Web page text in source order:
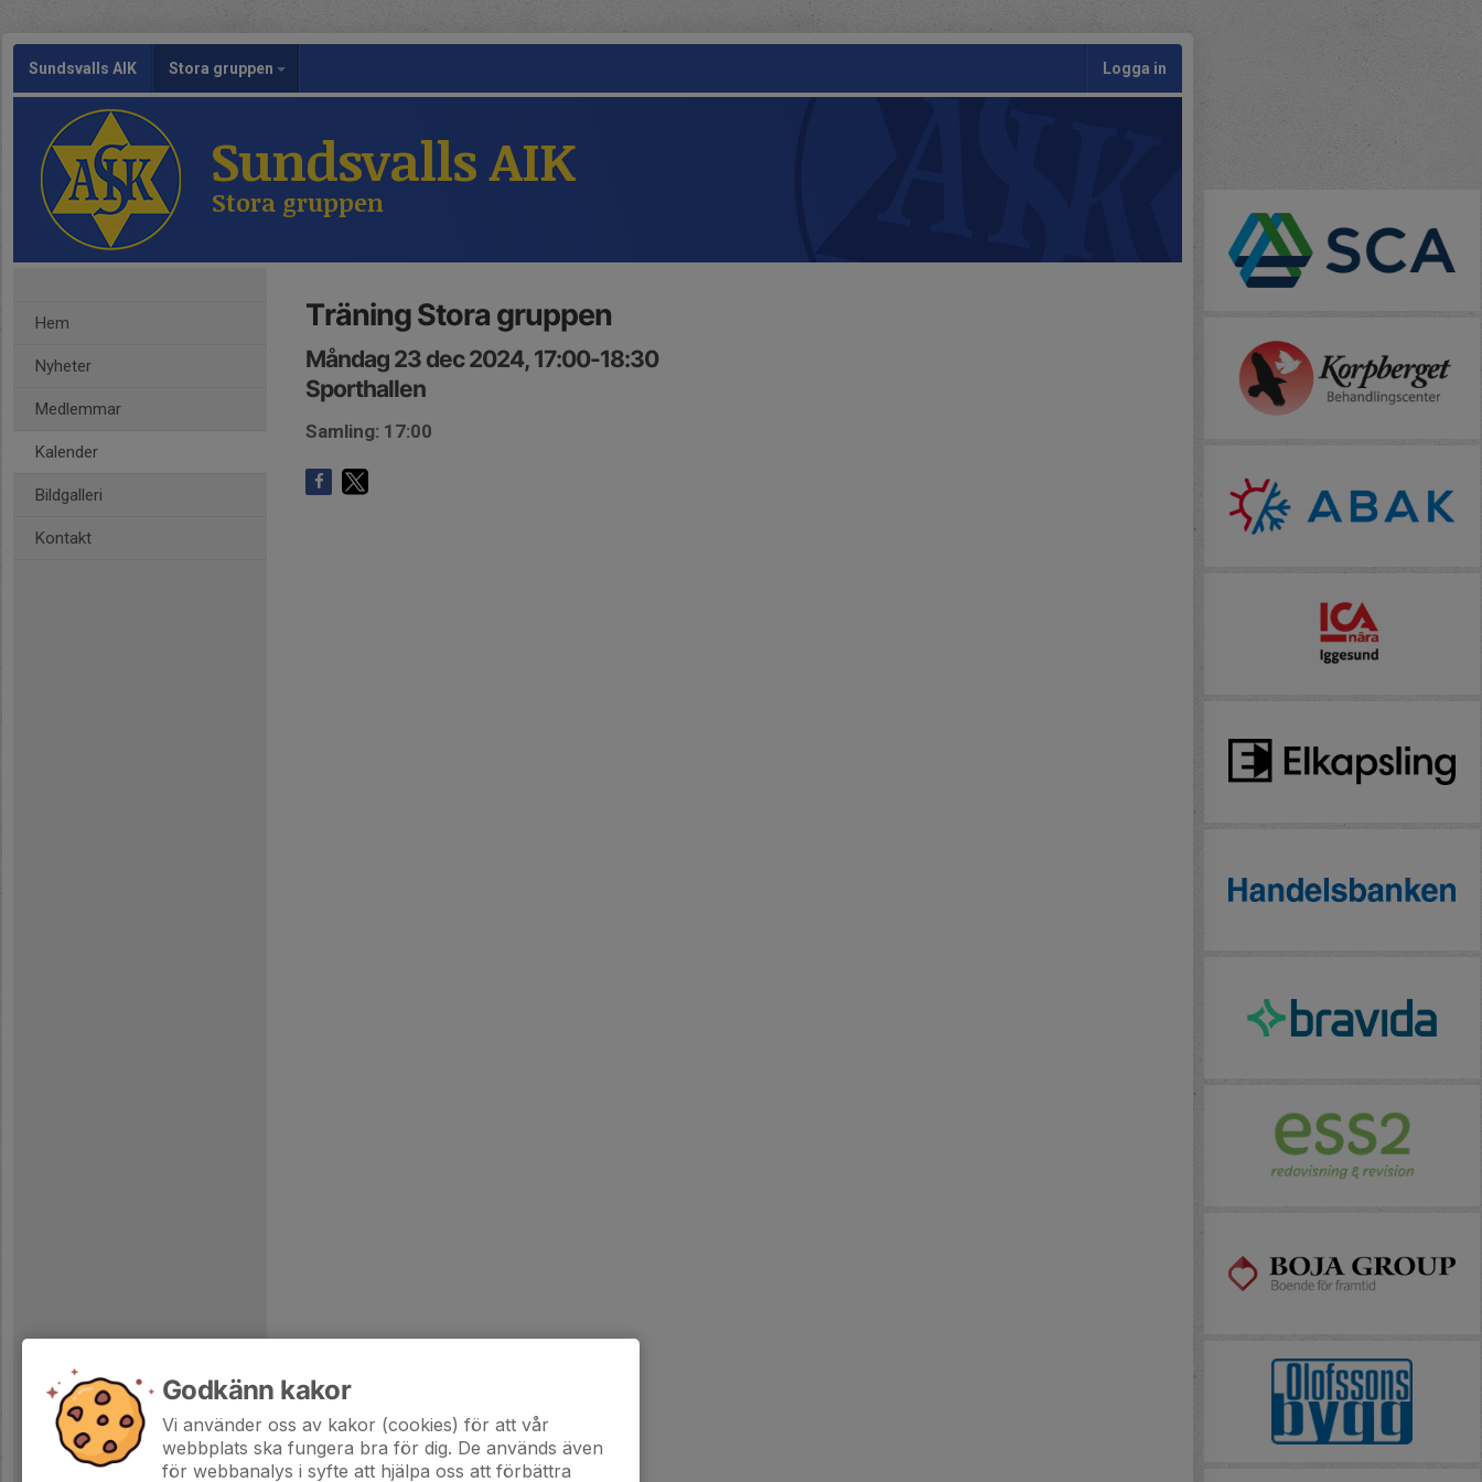
Sundsvalls AIK Stora gruppen Logga in
Sundsvalls AIK
Stora gruppen
Hem
Nyheter
Medlemmar
Kalender
Bildgalleri
Kontakt
Träning Stora gruppen
Måndag 23 dec 2024, 17:00-18:30
Sporthallen
Samling: 17:00
Godkänn kakor
Vi använder oss av kakor (cookies) för att vår
webbplats ska fungera bra för dig. De används även
för webbanalys i syfte att hjälpa oss att förbättra